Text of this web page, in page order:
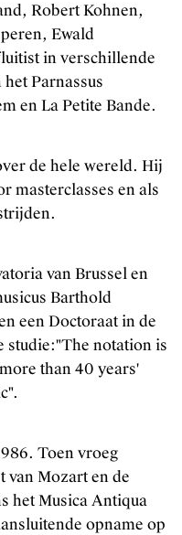
Robert Kohnen,
Ewald
in verschillende
Parnassus
en La Petite Bande.
de hele wereld. Hij
masterclasses en als
van Brussel en
Barthold
een Doctoraat in de
studie:"The notation is
than 40 years'
Toen vroeg
van Mozart en de
het Musica Antiqua
opname op